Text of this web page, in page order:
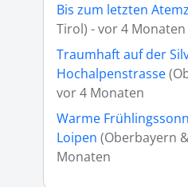
Bis zum letzten
Tirol) - vor 4 Monaten
Traumhaft auf der
Hochalpenstrasse
vor 4 Monaten
Warme
Loipen (Oberbayern
Monaten